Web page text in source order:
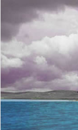
d
m
m
a
i